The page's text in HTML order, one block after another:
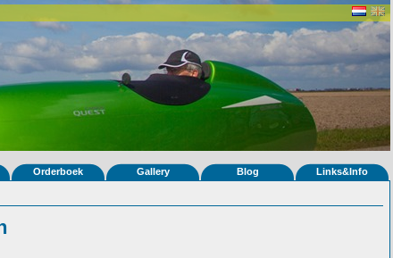
Orderboek Gallery Blog Links&Info